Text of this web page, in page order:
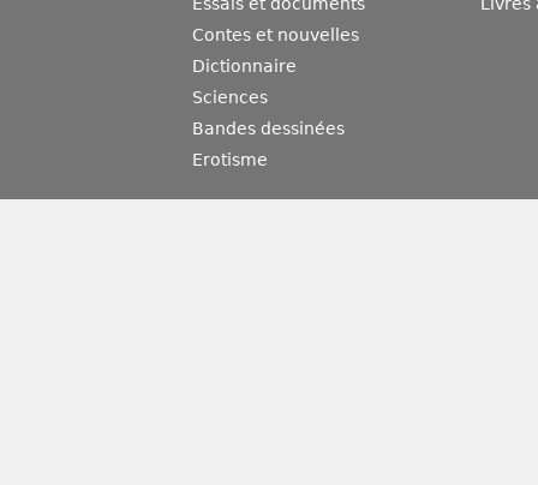
Essais et documents
Contes et nouvelles
Dictionnaire
Sciences
Bandes dessinées
Erotisme
Livres